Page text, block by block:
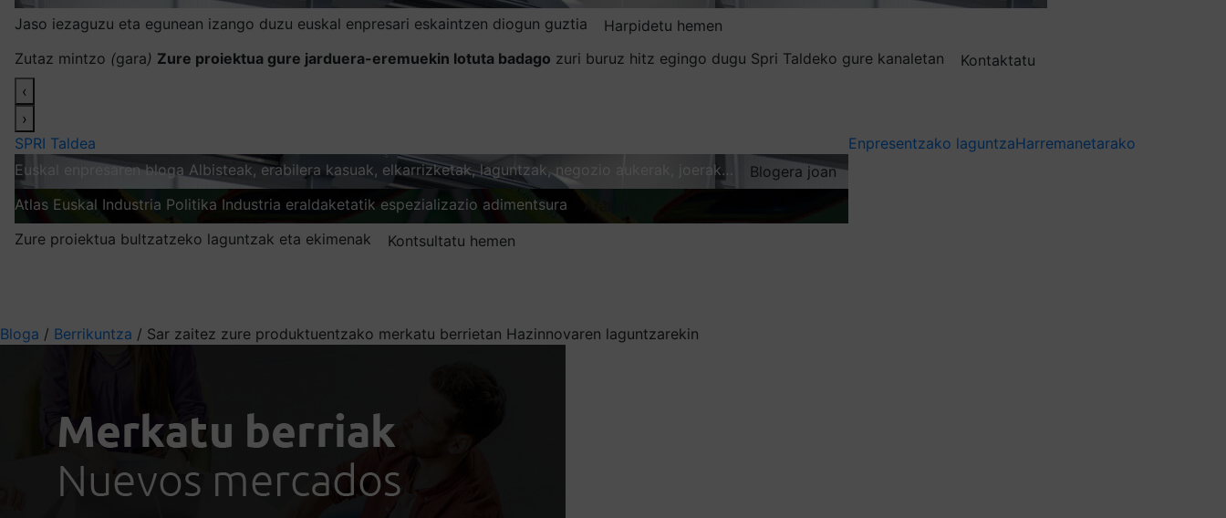
Jaso iezaguzu eta egunean izango duzu euskal enpresari eskaintzen diogun guztia
Harpidetu hemen
Zutaz mintzo (gara) Zure proiektua gure jarduera-eremuekin lotuta badago zuri buruz hitz egingo dugu Spri Taldeko gure kanaletan
Kontaktatu
‹
›
SPRI Taldea
Euskal enpresaren bloga Albisteak, erabilera kasuak, elkarrizketak, laguntzak, negozio aukerak, joerak…
Blogera joan
Atlas Euskal Industria Politika Industria eraldaketatik espezializazio adimentsura
Zure proiektua bultzatzeko laguntzak eta ekimenak
Kontsultatu hemen
Enpresentzako laguntzaHarremanetarako
Bloga / Berrikuntza / Sar zaitez zure produktuentzako merkatu berrietan Hazinnovaren laguntzarekin